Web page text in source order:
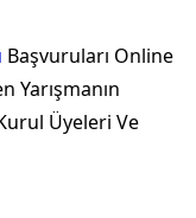
Başvuruları Online
Yarışmanın
Üyeleri Ve